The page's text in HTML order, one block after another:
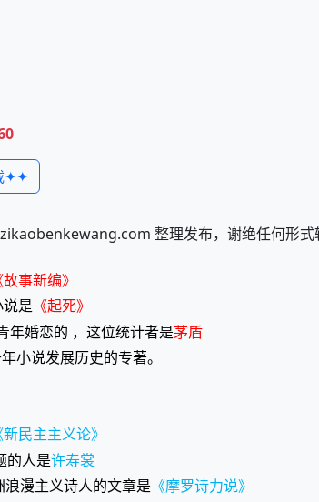
✦✦
整理发布，谢绝任何形
故事新编》
说是 《起死》
年婚恋的 ，这位统计者是茅盾
小说发展历史的专著。
新民主主义论》
的人是许寿裳
浪漫主义诗人的文章是 《摩罗诗力说》